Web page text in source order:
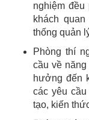
nghiệm
khách
thống quản
Phòng thí
cầu về
hưởng đến
các yêu
tạo, kiến